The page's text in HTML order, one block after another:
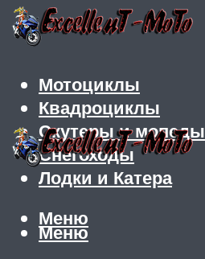
Мотоциклы
Квадроциклы
Скутеры и мопеды
Снегоходы
Лодки и Катера
Меню
Меню